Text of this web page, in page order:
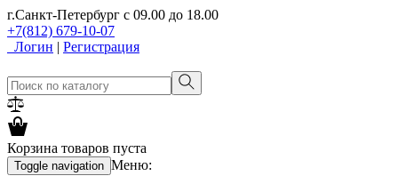
г.Санкт-Петербург с 09.00 до 18.00
+7(812) 679-10-07
Логин | Регистрация
Корзина товаров пуста
Toggle navigation Меню: